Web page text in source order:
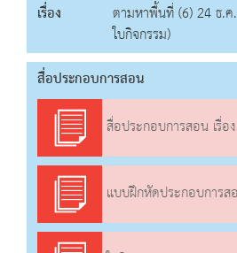
เรื่อง
ตามหาพื้นที่ (6) 24 ธ.
ใบกิจกรรม)
สื่อประกอบการสอน
สื่อประกอบการสอน เรื่
แบบฝึกหัดประกอบการ